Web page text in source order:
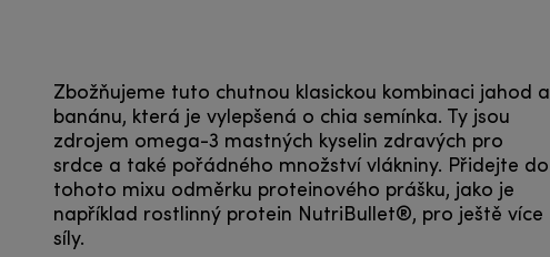
Zbožňujeme tuto chutnou klasickou kombinaci jahod a
banánu, která je vylepšená o chia semínka. Ty jsou
zdrojem omega-3 mastných kyselin zdravých pro
srdce a také pořádného množství vlákniny. Přidejte do
tohoto mixu odměrku proteinového prášku, jako je
například rostlinný protein NutriBullet®, pro ještě více
síly.